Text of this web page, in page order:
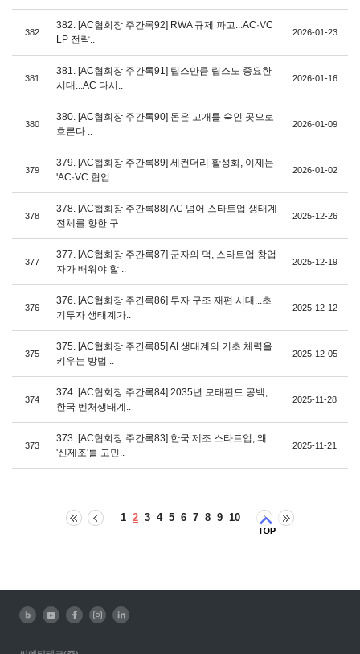
382
382. [AC협회장 주간록92] RWA 규제 파고...AC·VC
LP 전략..
2026-01-23
381
381. [AC협회장 주간록91] 팁스만큼 립스도 중요한
시대...AC 다시..
2026-01-16
380
380. [AC협회장 주간록90] 돈은 고개를 숙인 곳으로
흐른다 ..
2026-01-09
379
379. [AC협회장 주간록89] 세컨더리 활성화, 이제는
'AC·VC 협업..
2026-01-02
378
378. [AC협회장 주간록88] AC 넘어 스타트업 생태계
전체를 향한 구..
2025-12-26
377
377. [AC협회장 주간록87] 군자의 덕, 스타트업 창업
자가 배워야 할 ..
2025-12-19
376
376. [AC협회장 주간록86] 투자 구조 재편 시대...초
기투자 생태계가..
2025-12-12
375
375. [AC협회장 주간록85] AI 생태계의 기초 체력을
키우는 방법 ..
2025-12-05
374
374. [AC협회장 주간록84] 2035년 모태펀드 공백,
한국 벤처생태계..
2025-11-28
373
373. [AC협회장 주간록83] 한국 제조 스타트업, 왜
'신제조'를 고민..
2025-11-21
1 2 3 4 5 6 7 8 9 10